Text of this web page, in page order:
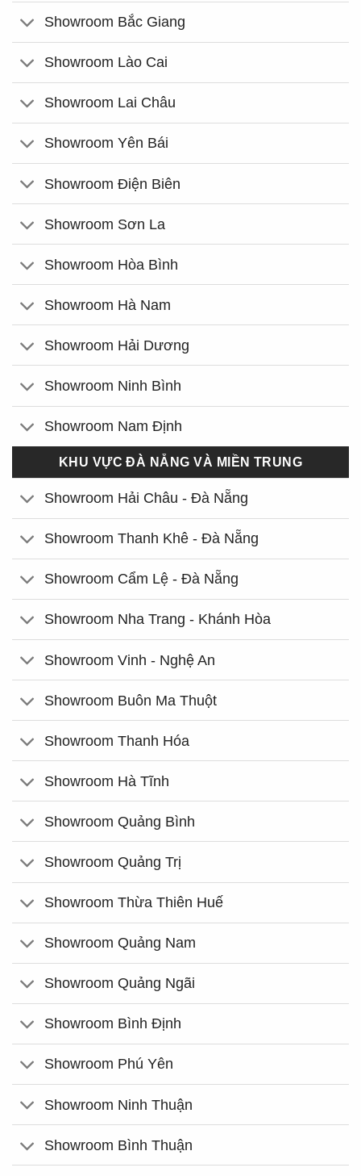
Showroom Bắc Giang
Showroom Lào Cai
Showroom Lai Châu
Showroom Yên Bái
Showroom Điện Biên
Showroom Sơn La
Showroom Hòa Bình
Showroom Hà Nam
Showroom Hải Dương
Showroom Ninh Bình
Showroom Nam Định
KHU VỰC ĐÀ NẴNG VÀ MIỀN TRUNG
Showroom Hải Châu - Đà Nẵng
Showroom Thanh Khê - Đà Nẵng
Showroom Cẩm Lệ - Đà Nẵng
Showroom Nha Trang - Khánh Hòa
Showroom Vinh - Nghệ An
Showroom Buôn Ma Thuột
Showroom Thanh Hóa
Showroom Hà Tĩnh
Showroom Quảng Bình
Showroom Quảng Trị
Showroom Thừa Thiên Huế
Showroom Quảng Nam
Showroom Quảng Ngãi
Showroom Bình Định
Showroom Phú Yên
Showroom Ninh Thuận
Showroom Bình Thuận